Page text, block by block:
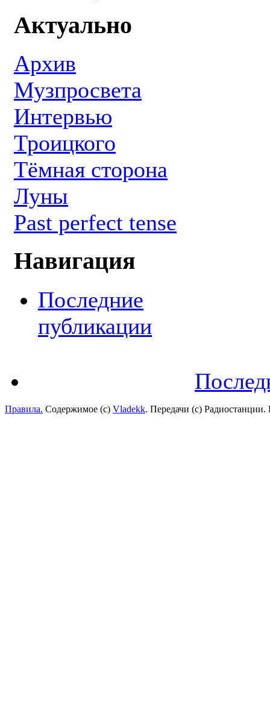
Актуально
Архив
Музпросвета
Интервью
Троицкого
Тёмная сторона
Луны
Past perfect tense
Навигация
Последние
публикации
Правила. Содержимое (с) Vladekk. Передачи (с)